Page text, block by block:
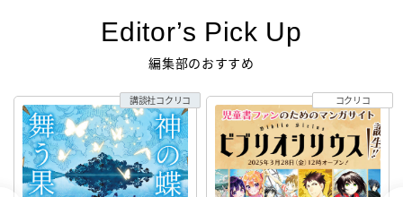
Editor’s Pick Up
編集部のおすすめ
講談社コクリコ コクリコ